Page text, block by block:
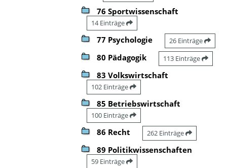
76 Sportwissenschaft
14 Einträge
77 Psychologie 26 Einträge
80 Pädagogik 113 Einträge
83 Volkswirtschaft
102 Einträge
85 Betriebswirtschaft
100 Einträge
86 Recht 262 Einträge
89 Politikwissenschaften
59 Einträge